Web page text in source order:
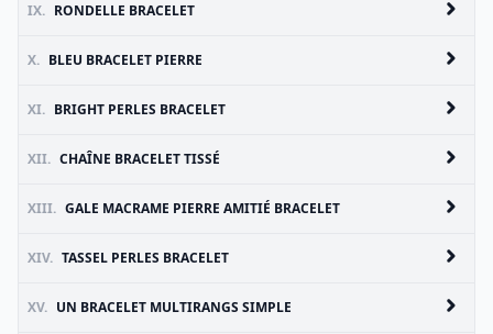
IX. RONDELLE BRACELET
X. BLEU BRACELET PIERRE
XI. BRIGHT PERLES BRACELET
XII. CHAÎNE BRACELET TISSÉ
XIII. GALE MACRAME PIERRE AMITIÉ BRACELET
XIV. TASSEL PERLES BRACELET
XV. UN BRACELET MULTIRANGS SIMPLE